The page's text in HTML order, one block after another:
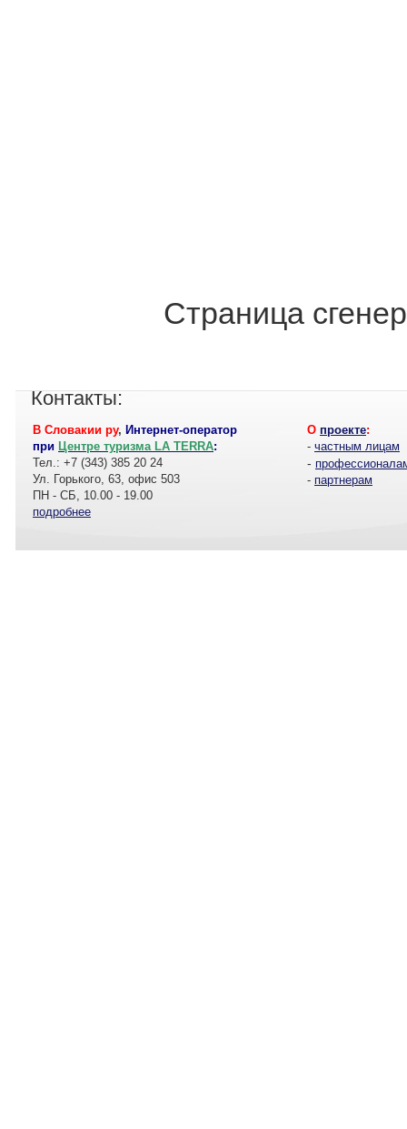
Страница
Контакты:
В Словакии ру, Интернет-оператор
при Центре туризма LA TERRA:
Тел.: +7 (343) 385 20 24
Ул. Горького, 63, офис 503
ПН - СБ, 10.00 - 19.00
подробнее
О проекте:
- частным лицам
-
- партнерам